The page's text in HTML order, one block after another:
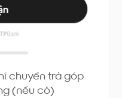
chuyển trả góp
(nếu có)